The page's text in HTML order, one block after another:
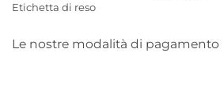
Etichetta di reso
Le nostre modalità di pagamento